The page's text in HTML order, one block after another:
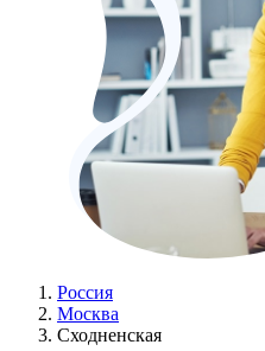
Россия
Москва
Сходненская